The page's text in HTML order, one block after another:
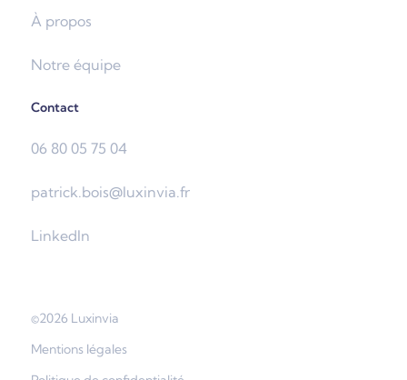
À propos
Notre équipe
Contact
06 80 05 75 04
patrick.bois@luxinvia.fr
LinkedIn
©2026 Luxinvia
Mentions légales